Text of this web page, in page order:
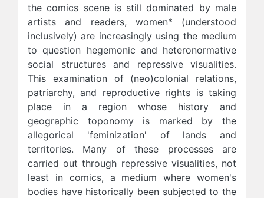
the comics scene is still dominated by male
artists and readers, women* (understood
inclusively) are increasingly using the medium
to question hegemonic and heteronormative
social structures and repressive visualities.
This examination of (neo)colonial relations,
patriarchy, and reproductive rights is taking
place in a region whose history and
geographic toponomy is marked by the
allegorical 'feminization' of lands and
territories. Many of these processes are
carried out through repressive visualities, not
least in comics, a medium where women's
bodies have historically been subjected to the